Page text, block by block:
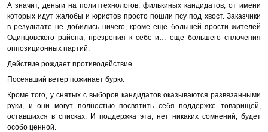
А значит, деньги на политтехнологов, филькиных кандидатов, от имени
которых идут жалобы и юристов просто пошли псу под хвост. Заказчики
в результате не добились ничего, кроме еще большей ярости жителей
Одинцовского района, презрения к себе и… еще большего сплочения
оппозиционных партий.
Действие рождает противодействие.
Посеявший ветер пожинает бурю.
Кроме того, у снятых с выборов кандидатов оказываются развязанными
руки, и они могут полностью посвятить себя поддержке товарищей,
оставшихся в списках. И поддержка эта, нет никаких сомнений, будет
особо ценной.